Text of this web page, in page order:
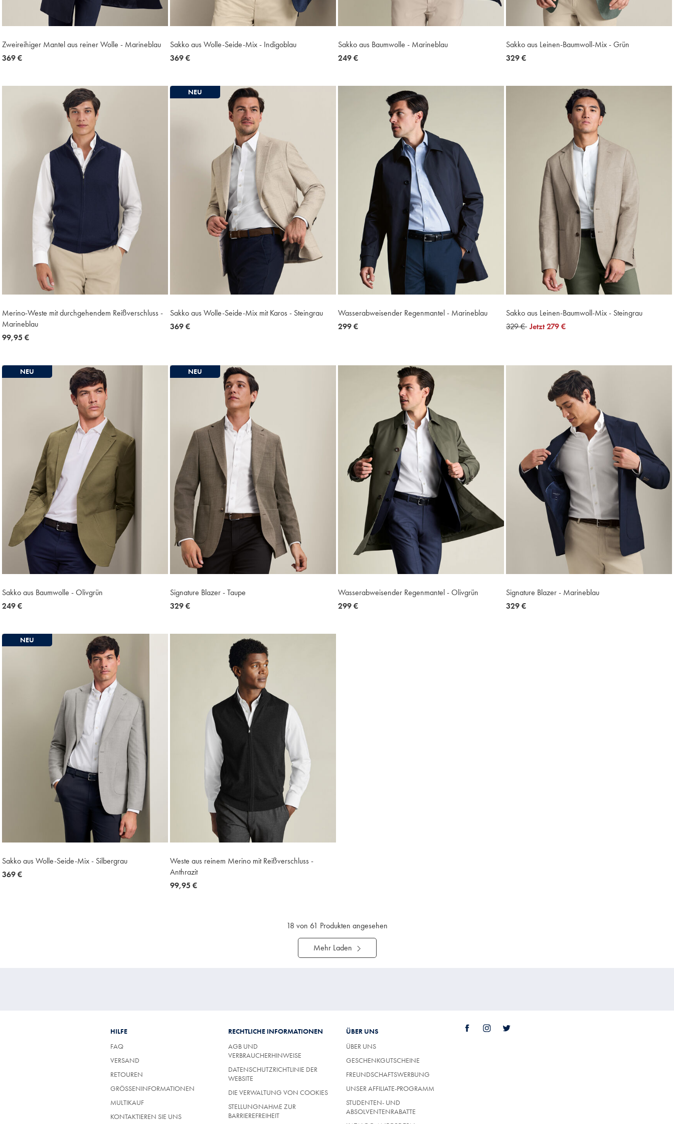
Zweireihiger Mantel aus reiner Wolle - Marineblau
now
369 €
Sakko aus Wolle-Seide-Mix - Indigoblau
now
369 €
Sakko aus Baumwolle - Marineblau
now
249 €
Sakko aus Leinen-Baumwoll-Mix - Grün
now
329 €
Merino-Weste mit durchgehendem Reißverschluss -
Marineblau
now
99,95 €
NEU
Sakko aus Wolle-Seide-Mix mit Karos - Steingrau
now
369 €
Wasserabweisender Regenmantel - Marineblau
now
299 €
Sakko aus Leinen-Baumwoll-Mix - Steingrau
was
329 € now
Jetzt279 €
NEU
Sakko aus Baumwolle - Olivgrün
now
249 €
NEU
Signature Blazer - Taupe
now
329 €
Wasserabweisender Regenmantel - Olivgrün
now
299 €
Signature Blazer - Marineblau
now
329 €
NEU
Sakko aus Wolle-Seide-Mix - Silbergrau
now
369 €
Weste aus reinem Merino mit Reißverschluss -
Anthrazit
now
99,95 €
18 von 61 Produkten angesehen
Mehr Laden
HILFE
FAQ
VERSAND
RETOUREN
GRÖSSENINFORMATIONEN
MULTIKAUF
KONTAKTIEREN SIE UNS
RECHTLICHE INFORMATIONEN
AGB UND
VERBRAUCHERHINWEISE
DATENSCHUTZRICHTLINIE DER
WEBSITE
DIE VERWALTUNG VON COOKIES
STELLUNGNAHME ZUR
BARRIEREFREIHEIT
ÜBER UNS
ÜBER UNS
GESCHENKGUTSCHEINE
FREUNDSCHAFTSWERBUNG
UNSER AFFILIATE-PROGRAMM
STUDENTEN- UND
ABSOLVENTENRABATTE